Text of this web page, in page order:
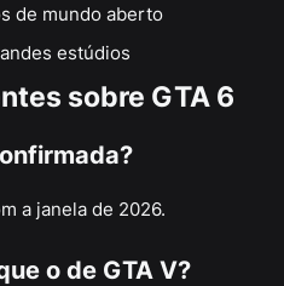
de mundo aberto
estúdios
sobre GTA 6
a janela de 2026.
o de GTA V?